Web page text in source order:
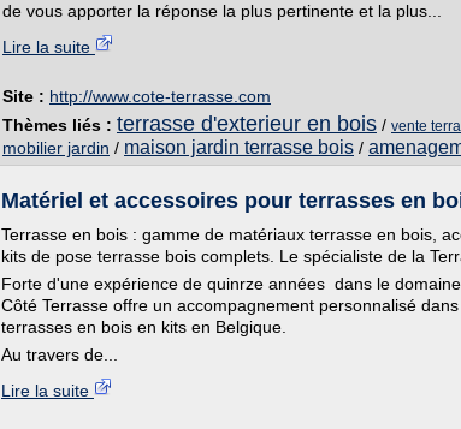
de vous apporter la réponse la plus pertinente et la plus...
Lire la suite
Site : http://www.cote-terrasse.com
Thèmes liés : terrasse d'exterieur en bois / vente
mobilier jardin / maison jardin terrasse bois /
Matériel et accessoires pour terrasses en
Terrasse en bois : gamme de matériaux terrasse en bois,
kits de pose terrasse bois complets. Le spécialiste de la
Forte d'une expérience de quinrze années dans le
Côté Terrasse offre un accompagnement personnalisé
terrasses en bois en kits en Belgique.
Au travers de...
Lire la suite